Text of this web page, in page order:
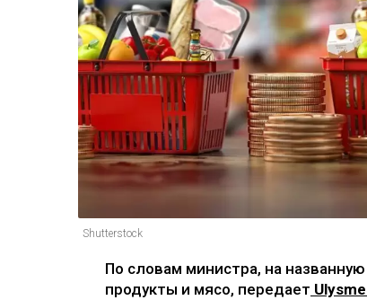
Shutterstock
По словам министра, на
продукты и мясо, передает